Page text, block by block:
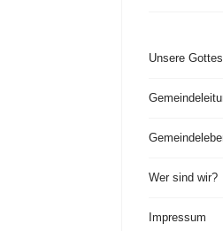
Unsere
Wer sind wir?
Impressum